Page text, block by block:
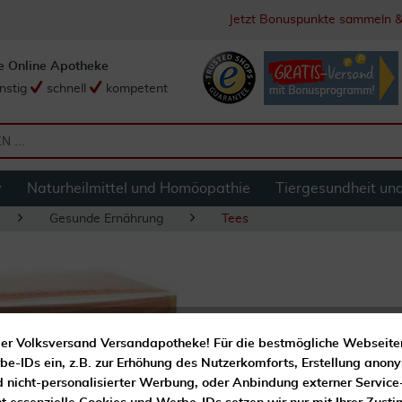
Jetzt Bonuspunkte sammeln
Online Apotheke
schnell kompetent
Naturheilmittel und Homöopathie Tiergesundheit
Gesunde Ernährung Tees
Praktischer Filterbeutel
Volksversand Versandapotheke! Für die bestmögliche
IDs ein, z.B. zur Erhöhung des Nutzerkomforts, Erstellung
nicht-personalisierter Werbung, oder Anbindung externer